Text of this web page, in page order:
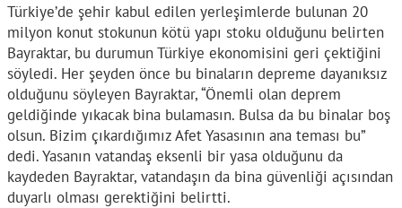
Türkiye’de şehir kabul edilen yerleşimlerde bulunan 20
milyon konut stokunun kötü yapı stoku olduğunu belirten
Bayraktar, bu durumun Türkiye ekonomisini geri çektiğini
söyledi. Her şeyden önce bu binaların depreme dayanıksız
olduğunu söyleyen Bayraktar, “Önemli olan deprem
geldiğinde yıkacak bina bulamasın. Bulsa da bu binalar boş
olsun. Bizim çıkardığımız Afet Yasasının ana teması bu”
dedi. Yasanın vatandaş eksenli bir yasa olduğunu da
kaydeden Bayraktar, vatandaşın da bina güvenliği açısından
duyarlı olması gerektiğini belirtti.